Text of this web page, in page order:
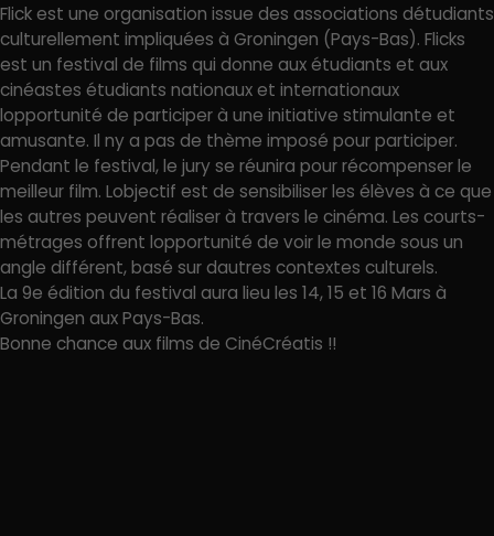
Flick est une organisation issue des associations détudiants
culturellement impliquées à Groningen (Pays-Bas). Flicks
est un festival de films qui donne aux étudiants et aux
cinéastes étudiants nationaux et internationaux
lopportunité de participer à une initiative stimulante et
amusante. Il ny a pas de thème imposé pour participer.
Pendant le festival, le jury se réunira pour récompenser le
meilleur film. Lobjectif est de sensibiliser les élèves à ce que
les autres peuvent réaliser à travers le cinéma. Les courts-
métrages offrent lopportunité de voir le monde sous un
angle différent, basé sur dautres contextes culturels.
La 9e édition du festival aura lieu les 14, 15 et 16 Mars à
Groningen aux Pays-Bas.
Bonne chance aux films de CinéCréatis !!